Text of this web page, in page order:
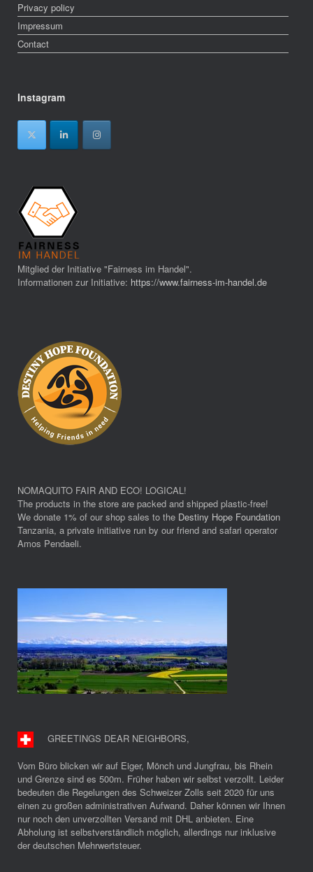
Privacy policy
Impressum
Contact
Instagram
Mitglied der Initiative "Fairness im Handel".
Informationen zur Initiative: https://www.fairness-im-handel.de
NOMAQUITO FAIR AND ECO! LOGICAL!
The products in the store are packed and shipped plastic-free!
We donate 1% of our shop sales to the Destiny Hope Foundation
Tanzania, a private initiative run by our friend and safari operator
Amos Pendaeli.
GREETINGS DEAR NEIGHBORS,
Vom Büro blicken wir auf Eiger, Mönch und Jungfrau, bis Rhein
und Grenze sind es 500m. Früher haben wir selbst verzollt. Leider
bedeuten die Regelungen des Schweizer Zolls seit 2020 für uns
einen zu großen administrativen Aufwand. Daher können wir Ihnen
nur noch den unverzollten Versand mit DHL anbieten. Eine
Abholung ist selbstverständlich möglich, allerdings nur inklusive
der deutschen Mehrwertsteuer.